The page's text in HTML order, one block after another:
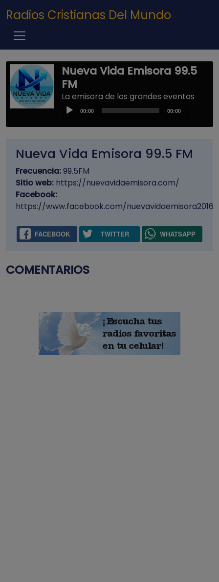
Pasar al contenido principal
Radios Cristianas Del Mundo
Nueva Vida Emisora 99.5
FM
La emisora de los grandes eventos
Audio00:00 00:00
Nueva Vida Emisora 99.5 FM
Frecuencia:99.5FM
Sitio web: https://nuevavidaemisora.com/
Facebook:
https://www.facebook.com/nuevavidaemisora2016
FACEBOOK TWITTER WHATSAPP
COMENTARIOS